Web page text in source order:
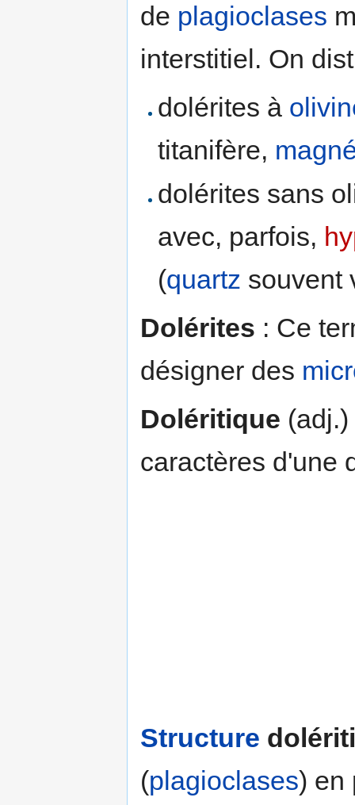
de plagioclases
interstitiel. On
dolérites à
titanifère,
dolérites sans
avec, parfois,
(quartz souvent
Dolérites : Ce
désigner des
Doléritique
caractères d'une
Structure
(plagioclases) en